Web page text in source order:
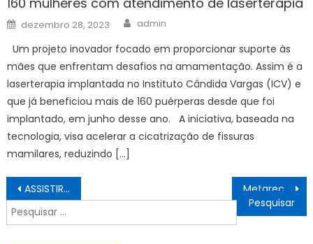
Posted
on
dezembro 28, 2023 Author
admin
Um projeto inovador focado em proporcionar suporte às
mães que enfrentam desafios na amamentação. Assim é a
laserterapia implantada no Instituto Cândida Vargas (ICV) e
que já beneficiou mais de 160 puérperas desde que foi
implantado, em junho desse ano. A iniciativa, baseada na
tecnologia, visa acelerar a cicatrização de fissuras
mamilares, reduzindo […]
Navegação
de
Post
ASSISTIR AO VIVO Sportivo Luqueño x Grêmio COPA Sul-Americana 2025, HOJE (02/04), ESCALAÇÃO E PALPITES
Pesquisar
por: